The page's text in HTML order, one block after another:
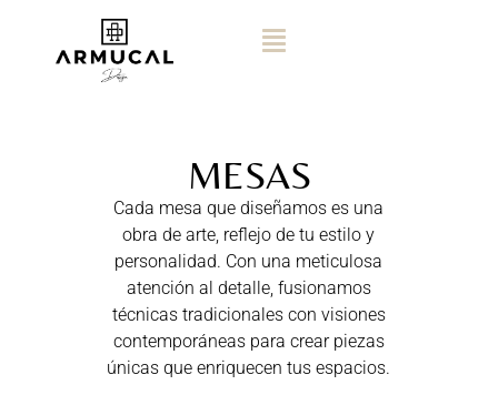
MESAS
Cada mesa que diseñamos es una
obra de arte, reflejo de tu estilo y
personalidad. Con una meticulosa
atención al detalle, fusionamos
técnicas tradicionales con visiones
contemporáneas para crear piezas
únicas que enriquecen tus espacios.